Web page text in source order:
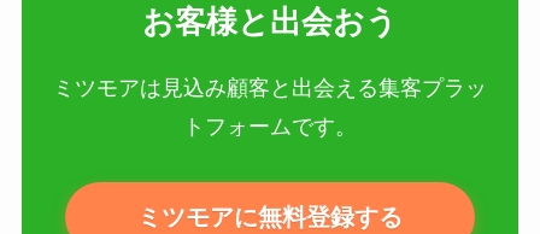
お客様と出会おう
ミツモアは見込み顧客と出会える集客プラッ
トフォームです。
ミツモアに無料登録する